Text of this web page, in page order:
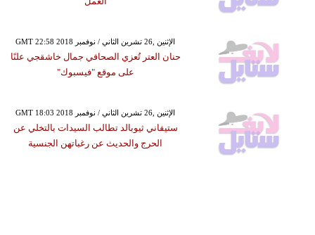
GMT 22:58 2018 الإثنين ,26 تشرين الثاني / نوفمبر
حنان العتر تُعزي الصحافي جمال خاشقجي علنًا
على موقع "فيسبوك"
GMT 18:03 2018 الإثنين ,26 تشرين الثاني / نوفمبر
ستيفاني ثيوبالد تطالب السيدات بالتخلي عن
الحرج والحديث عن رغباتهن الجنسية